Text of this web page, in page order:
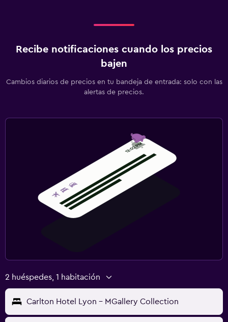
Recibe notificaciones cuando los precios
bajen
Cambios diarios de precios en tu bandeja de entrada: solo con las
alertas de precios.
2 huéspedes, 1 habitación
Carlton Hotel Lyon - MGallery Collection